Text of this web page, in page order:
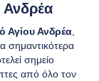
Ανδρέα
Αγίου Ανδρέα,
σημαντικότερα
σημείο
από όλο τον